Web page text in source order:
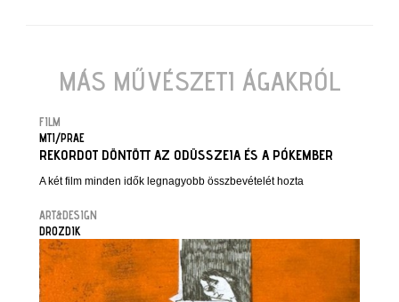
MÁS MŰVÉSZETI ÁGAKRÓL
FILM
MTI/PRAE
REKORDOT DÖNTÖTT AZ ODÜSSZEIA ÉS A PÓKEMBER
A két film minden idők legnagyobb összbevételét hozta
ART&DESIGN
DROZDIK